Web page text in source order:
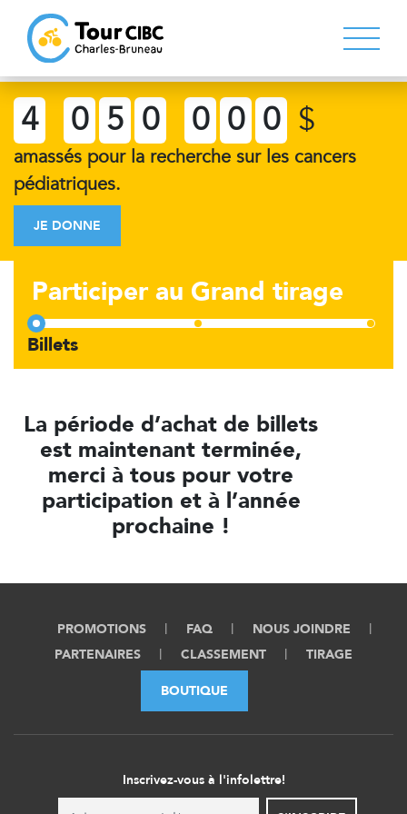
4 0 5 0 0 0 0 $
amassés pour la recherche sur les cancers
pédiatriques.
JE DONNE
Participer au Grand tirage
La période d’achat de billets
est maintenant terminée,
merci à tous pour votre
participation et à l’année
prochaine !
PROMOTIONS FAQ
NOUS JOINDRE
PARTENAIRES
CLASSEMENT TIRAGE
BOUTIQUE
Inscrivez-vous à l'infolettre!